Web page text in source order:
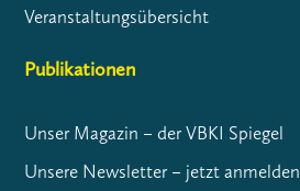
Veranstaltungsübersicht
Publikationen
Unser Magazin – der VBKI Spiegel
Unsere Newsletter – jetzt anmelden